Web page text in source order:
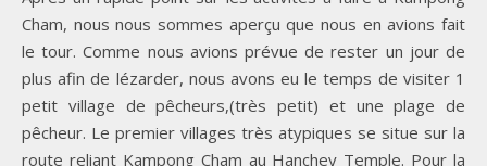
Cham, nous nous sommes aperçu que nous en avions fait
le tour. Comme nous avions prévue de rester un jour de
plus afin de lézarder, nous avons eu le temps de visiter 1
petit village de pêcheurs,(très petit) et une plage de
pêcheur. Le premier villages très atypiques se situe sur la
route reliant Kampong Cham au Hanchey Temple. Pour la